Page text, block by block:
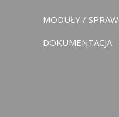
MODUŁY /
DOKUMENTACJA